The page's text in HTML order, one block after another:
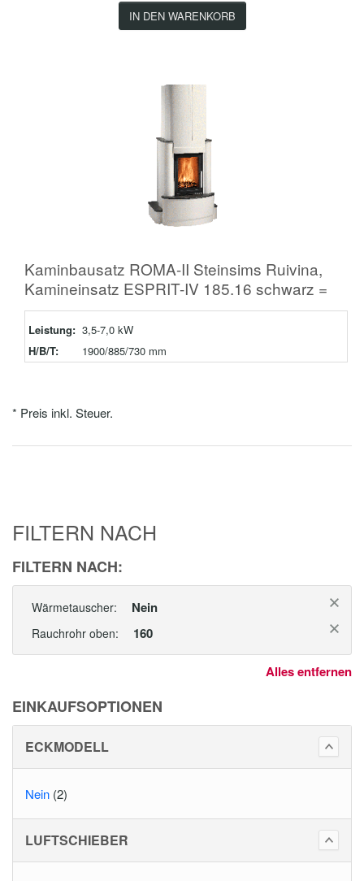
IN DEN WARENKORB
Kaminbausatz ROMA-II Steinsims Ruivina,
Kamineinsatz ESPRIT-IV 185.16 schwarz =
Leistung: 3,5-7,0 kW
H/B/T:
1900/885/730 mm
* Preis inkl. Steuer.
FILTERN NACH
FILTERN NACH:
Wärmetauscher: Nein
Rauchrohr oben: 160
Alles entfernen
EINKAUFSOPTIONEN
ECKMODELL
Nein (2)
LUFTSCHIEBER